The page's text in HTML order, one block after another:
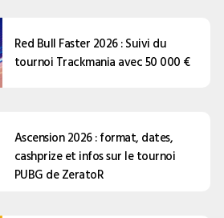
Red Bull Faster 2026 : Suivi du
tournoi Trackmania avec 50 000 €
Ascension 2026 : format, dates,
cashprize et infos sur le tournoi
PUBG de ZeratoR